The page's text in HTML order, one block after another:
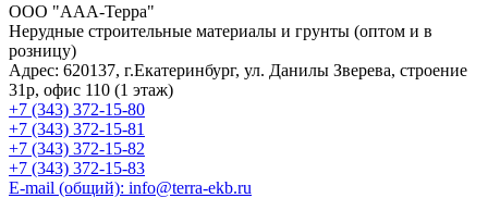
ООО "ААА-Терра"
Нерудные строительные материалы и грунты (оптом и в
розницу)
Адрес: 620137, г.Екатеринбург, ул. Данилы Зверева, строение
31р, офис 110 (1 этаж)
+7 (343) 372-15-80
+7 (343) 372-15-81
+7 (343) 372-15-82
+7 (343) 372-15-83
E-mail (общий): info@terra-ekb.ru